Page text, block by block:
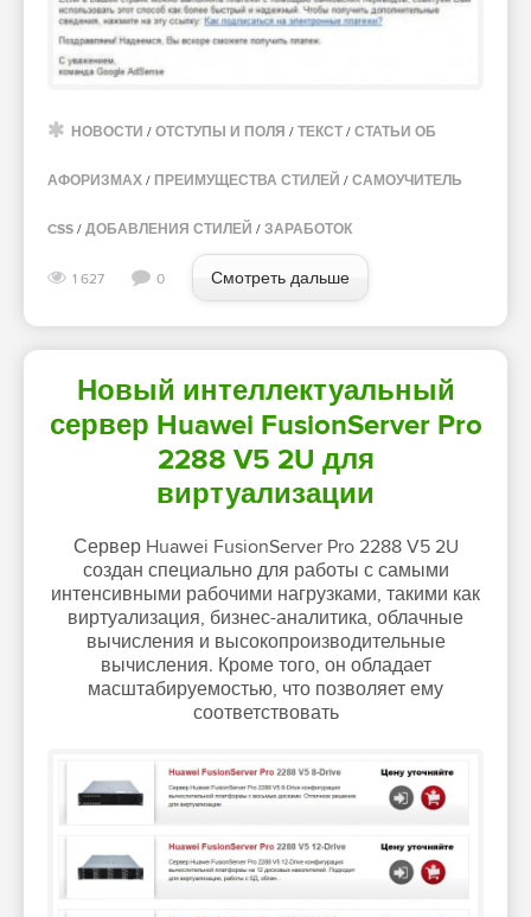
НОВОСТИ / ОТСТУПЫ И ПОЛЯ / ТЕКСТ / СТАТЬИ ОБ
АФОРИЗМАХ / ПРЕИМУЩЕСТВА СТИЛЕЙ / САМОУЧИТЕЛЬ
CSS / ДОБАВЛЕНИЯ СТИЛЕЙ / ЗАРАБОТОК
1 627 0 Смотреть дальше
Новый интеллектуальный
сервер Huawei FusionServer Pro
2288 V5 2U для
виртуализации
Сервер Huawei FusionServer Pro 2288 V5 2U
создан специально для работы с самыми
интенсивными рабочими нагрузками, такими как
виртуализация, бизнес-аналитика, облачные
вычисления и высокопроизводительные
вычисления. Кроме того, он обладает
масштабируемостью, что позволяет ему
соответствовать